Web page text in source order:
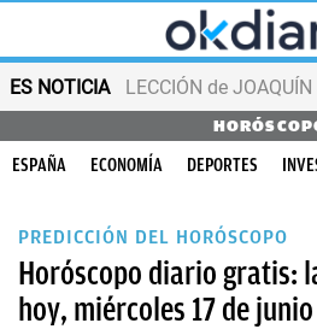
ES NOTICIA LECCIÓN de
ESPAÑA ECONOMÍA DEPORTES
PREDICCIÓN DEL HORÓSCOPO
Horóscopo diario gratis:
hoy, miércoles 17 de junio